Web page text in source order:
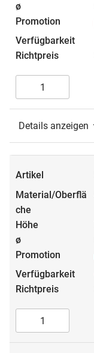
Details anzeigen